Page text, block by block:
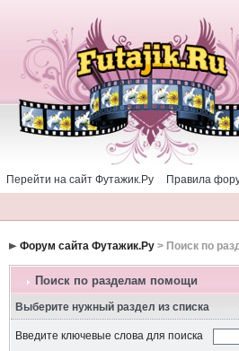
Перейти на сайт Футажик.Ру Правила
Форум сайта Футажик.Ру> Поиск по
Поиск по разделам помощи
Выберите нужный раздел из списка
Введите ключевые слова для поиска